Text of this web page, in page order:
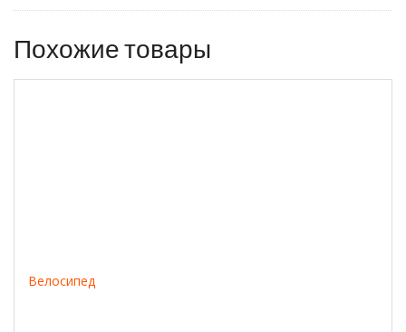
Похожие товары
Велосипед